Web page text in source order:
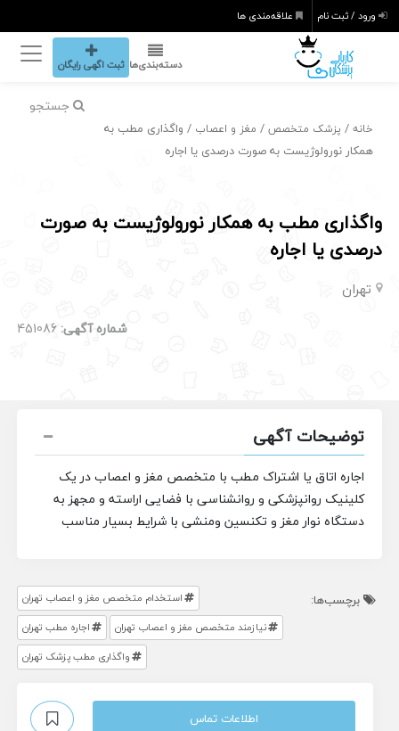
ورود / ثبت نام علاقه‌مندی ها
دسته‌بندی‌ها ثبت اگهی رایگان
جستجو
خانه / پزشک متخصص / مغز و اعصاب / واگذاری مطب به
همکار نورولوژیست به صورت درصدی یا اجاره
واگذاری مطب به همکار نورولوژیست به صورت
درصدی یا اجاره
تهران
شماره آگهی: 451086
توضیحات آگهی
اجاره اتاق یا اشتراک مطب با متخصص مغز و اعصاب در یک
کلینیک روانپزشکی و روانشناسی با فضایی اراسته و مجهز به
دستگاه نوار مغز و تکنسین ومنشی با شرایط بسیار مناسب
برچسب‌ها:
استخدام متخصص مغز و اعصاب تهران
نیازمند متخصص مغز و اعصاب تهران
اجاره مطب تهران
واگذاری مطب پزشک تهران
اطلاعات تماس